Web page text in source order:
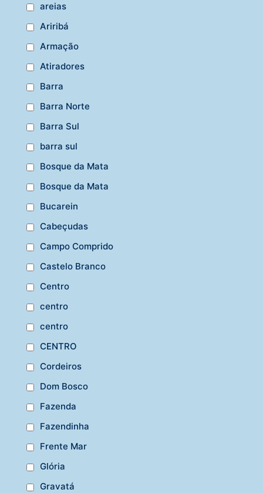
areias
Ariribá
Armação
Atiradores
Barra
Barra Norte
Barra Sul
barra sul
Bosque da Mata
Bosque da Mata
Bucarein
Cabeçudas
Campo Comprido
Castelo Branco
Centro
centro
centro
CENTRO
Cordeiros
Dom Bosco
Fazenda
Fazendinha
Frente Mar
Glória
Gravatá